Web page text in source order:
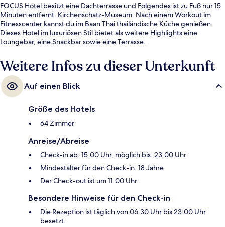
FOCUS Hotel besitzt eine Dachterrasse und Folgendes ist zu Fuß nur 15
Minuten entfernt: Kirchenschatz-Museum. Nach einem Workout im
Fitnesscenter kannst du im Baan Thai thailändische Küche genießen.
Dieses Hotel im luxuriösen Stil bietet als weitere Highlights eine
Loungebar, eine Snackbar sowie eine Terrasse.
Weitere Infos zu dieser Unterkunft
Auf einen Blick
Größe des Hotels
64 Zimmer
Anreise/Abreise
Check-in ab: 15:00 Uhr, möglich bis: 23:00 Uhr
Mindestalter für den Check-in: 18 Jahre
Der Check-out ist um 11:00 Uhr
Besondere Hinweise für den Check-in
Die Rezeption ist täglich von 06:30 Uhr bis 23:00 Uhr
besetzt.